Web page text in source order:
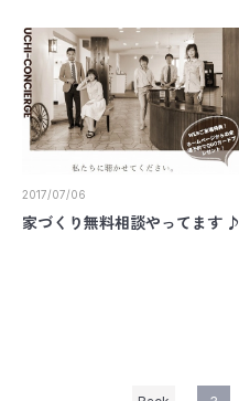
2017/07/06
家づくり無料相談やってます ♪